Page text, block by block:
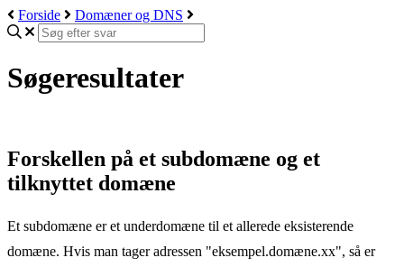
Forside Domæner og DNS
Søgeresultater
Forskellen på et subdomæne og et
tilknyttet domæne
Et subdomæne er et underdomæne til et allerede eksisterende
domæne. Hvis man tager adressen "eksempel.domæne.xx", så er